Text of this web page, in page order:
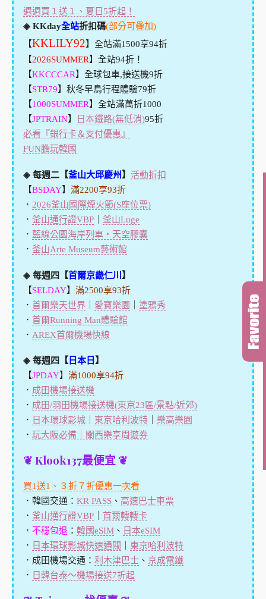
週週買１送１、夏日5折起！
◈ KKday全站折扣碼(部分可疊加)
【KKLILY92】全站滿1500享94折
【2026SUMMER】全站94折！
【KKCCCAR】全球包車,接送機9折
【STR79】秋冬早鳥行程體驗79折
【1000SUMMER】全站滿萬折1000
【JPTRAIN】 日本鐵路(無低消)95折
必看『銀行卡＆支付優惠』
FUN膽玩韓國
◈ 每週二【釜山大邱慶州 】 活動折扣
【BSDAY】 滿2200享93折
． 2026釜山國際煙火節(S座位票)
． 釜山通行證VBP｜ 釜山Luge
． 藍線公園海岸列車・天空膠囊
． 釜山Arte Museum藝術館
◈ 每週四【首爾京畿仁川
】
【SELDAY】 滿2500享93折
． 首爾樂天世界 愛寶樂園
塗鴉秀
． 首爾Running Man體驗館
． AREX首爾機場快線
◈ 每週四【日本日 】
【JPDAY】 滿1000享94折
． 成田機場接送機
． 成田/羽田機場接送機(東京23區/景點/近郊)
． 日本環球影城｜ 東京哈利波特｜ 樂高樂園
． 玩大阪必備｜關西樂享周遊券
❦ Klook137最便宜 ❦
買1送1、３折７折優惠一次看
．韓國交通： KR PASS、 高速巴士車票
． 釜山通行證VBP｜ 首爾轉轉卡
． 不穩包退 ： 韓國eSIM、 日本eSIM
． 日本環球影城快速通關
東京哈利波特
．成田機場交通： 利木津巴士、 京成電鐵
． 日韓台泰～機場接送7折起